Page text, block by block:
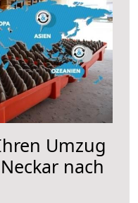
Umzug
nach